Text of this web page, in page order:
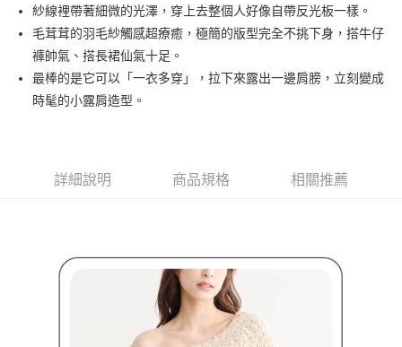
AFTEE先享後付
相關說明
【關於「AFTEE先享後付」】
AFTEE先享後付是「在收到商品之後才付款」的支付方式。 讓您購物簡單
便利好安心！
１．簡單：不需註冊會員、不需綁卡、不需儲值。
１．於結帳方式選擇「AFTEE先享後付」後，將跳轉至「AFTEE先享後付」
※ 請注意：結帳手續完成當下不需立刻繳費，但若您需要取消訂單，請聯絡
購買商品的店家。未經商家同意取消之訂單仍視為有效，需透過AFTEE先享
※ 交易是否成功請以「AFTEE先享後付 」之結帳頁面顯示為準，若有關於
是否繳費成功／繳費後需取消欲退款等相關疑問，請聯繫「AFTEE先享後付
https://netprotections.freshdesk.com/support/home
ATM付款
運送方式
每筆NT$80，滿NT$2,000(含以上)免運費
每筆NT$80，滿NT$2,000(含以上)免運費
紗線裡帶著細微的光澤，穿上去整個人好像自帶反光板一樣。
毛茸茸的羽毛紗觸感超療癒，極簡的版型完全不挑下身，搭牛仔
褲帥氣、搭長裙仙氣十足。
最棒的是它可以「一衣多穿」，拉下來露出一邊肩膀，立刻變成
時髦的小露肩造型。
詳細說明 商品規格 相關推薦